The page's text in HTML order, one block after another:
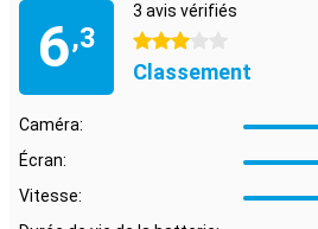
6,3
3 avis vérifiés
3 étoiles
Classement
Caméra:
Écran:
Vitesse: